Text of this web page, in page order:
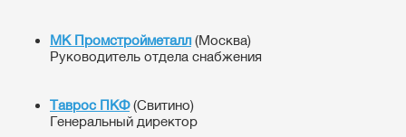
МК Промстройметалл (Москва)
Руководитель отдела снабжения
Таврос ПКФ(Свитино)
Генеральный директор